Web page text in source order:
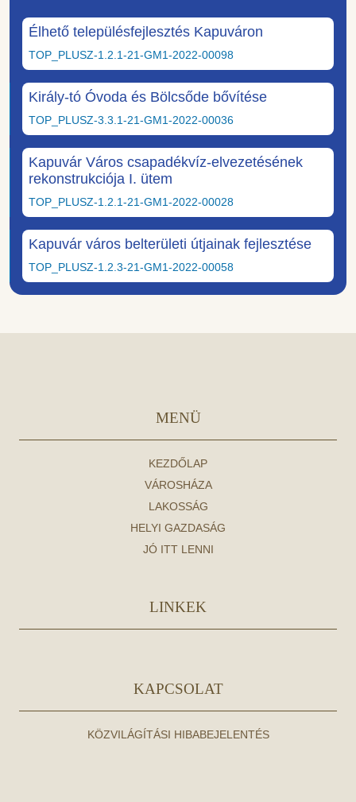
Élhető településfejlesztés Kapuváron
TOP_PLUSZ-1.2.1-21-GM1-2022-00098
Király-tó Óvoda és Bölcsőde bővítése
TOP_PLUSZ-3.3.1-21-GM1-2022-00036
Kapuvár Város csapadékvíz-elvezetésének
rekonstrukciója I. ütem
TOP_PLUSZ-1.2.1-21-GM1-2022-00028
Kapuvár város belterületi útjainak fejlesztése
TOP_PLUSZ-1.2.3-21-GM1-2022-00058
MENÜ
KEZDŐLAP
VÁROSHÁZA
LAKOSSÁG
HELYI GAZDASÁG
JÓ ITT LENNI
LINKEK
KAPCSOLAT
KÖZVILÁGÍTÁSI HIBABEJELENTÉS